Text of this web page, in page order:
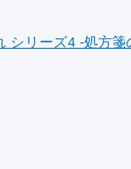
シリーズ4 ‐処方